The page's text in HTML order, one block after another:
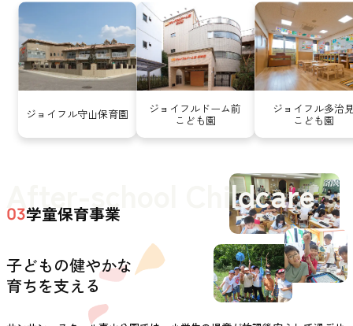
ジョイフル守山保育園 ジョイフルドーム前
こども園
ジョイフル多治
こども園
After-school Childcare
03学童保育事業
子どもの健やかな
育ちを支える